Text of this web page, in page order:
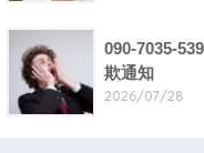
090-7035-
欺通知
2026/07/28